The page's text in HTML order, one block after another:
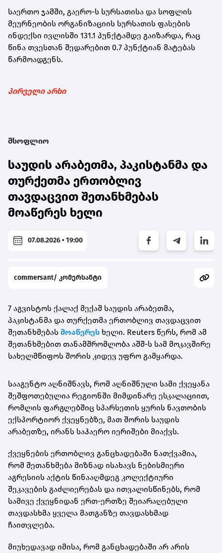
საერთო ჯამში, გაერო-ს სურსათისა და სოფლის
მეურნეობის ორგანიზაციის სურსათის ფასების
ინდექსი ივლისში 131.1 პუნქტამდე გაიზარდა, რაც
წინა თვესთან შედარებით 0.7 პუნქტიან მატებას
წარმოადგენს.
პირველი არხი
მსოფლიო
საუდის არაბეთმა, პაკისტანმა და
თურქეთმა ერთობლივ
თავდაცვით შეთანხმებას
მოაწერეს ხელი
07.08.2026 • 19:00
commersant/ კომერსანტი
7 აგვისტოს ქალაქ მექაშ საუდის არაბეთმა,
პაკისტანმა და თურქეთმა ერთობლივ თავდაცვით
შეთანხმებას მოაწერეს ხელი. Reuters წერს, რომ ამ
შეთანხმებით თანამშრომლობა აშშ-ს სამ მოკავშირე
სახელმწიფოს შორის კიდევ უფრო გამყარდა.
სააგენტო აღნიშნავს, რომ აღნიშნული სამი ქვეყანა
შეშფოთებულია რეგიონში მიმდინარე ესკალაციით,
რომლის ფარგლებშიც სპარსეთის ყურის ნავთობის
ექსპორტიორ ქვეყნებზე, მათ შორის საუდის
არაბეთზე, ირანს საჰაერო იერიშები მიაქვს.
ქვეყნების ერთობლივ განცხადებაში ნათქვამია,
რომ შეთანხმება მიზნად ისახავს ნებისმიერი
აგრესიის აქტის წინააღმდეგ კოლექტიური
შეკავების გაძლიერებას და ითვალისწინებს, რომ
სამივე ქვეყნიდან ერთ-ერთზე შეიარაღებული
თავდასხმა ყველა მათგანზე თავდასხმად
ჩაითვლება.
მიუხედავად იმისა, რომ განცხადებაში არ არის